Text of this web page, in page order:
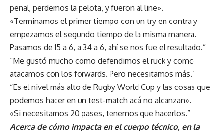
penal, perdemos la pelota, y fueron al line».
«Terminamos el primer tiempo con un try en contra y
empezamos el segundo tiempo de la misma manera.
Pasamos de 15 a 6, a 34 a 6, ahí se nos fue el resultado.”
“Me gustó mucho como defendimos el ruck y como
atacamos con los forwards. Pero necesitamos más.”
“Es el nivel más alto de Rugby World Cup y las cosas que
podemos hacer en un test-match acá no alcanzan».
«Si necesitamos 20 pases, tenemos que hacerlos.”
Acerca de cómo impacta en el cuerpo técnico, en la